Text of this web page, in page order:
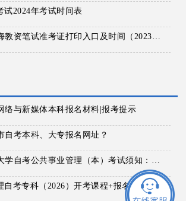
试2024年考试时间表
络与新媒体本科报名材料|报考提示
自考本科、大专报名网址？
自考专科（2026）开考课程+报名指南